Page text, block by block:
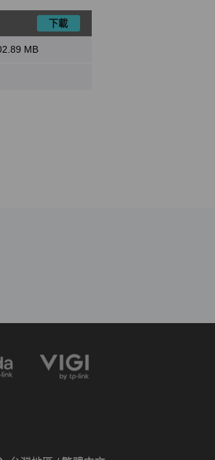
下載
MB